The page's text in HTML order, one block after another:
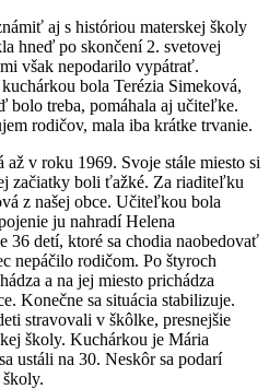
aj s históriou materskej školy
hneď po skončení 2. svetovej
však nepodarilo vypátrať.
bola Terézia Simeková,
bolo treba, pomáhala aj učiteľke.
rodičov, mala iba krátke trvanie.
v roku 1969. Svoje stále miesto si
začiatky boli ťažké. Za riaditeľku
z našej obce. Učiteľkou bola
ju nahradí Helena
36 detí, ktoré sa chodia naobedovať
nepáčilo rodičom. Po štyroch
a na jej miesto prichádza
Konečne sa situácia stabilizuje.
stravovali v škôlke, presnejšie
školy. Kuchárkou je Mária
ustáli na 30. Neskôr sa podarí